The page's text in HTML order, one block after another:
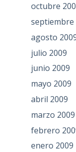
octubre
septiembre
agosto
julio 2009
junio 2009
mayo 2009
abril 2009
marzo 2009
febrero
enero 2009